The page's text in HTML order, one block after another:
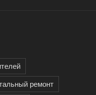
ремонт